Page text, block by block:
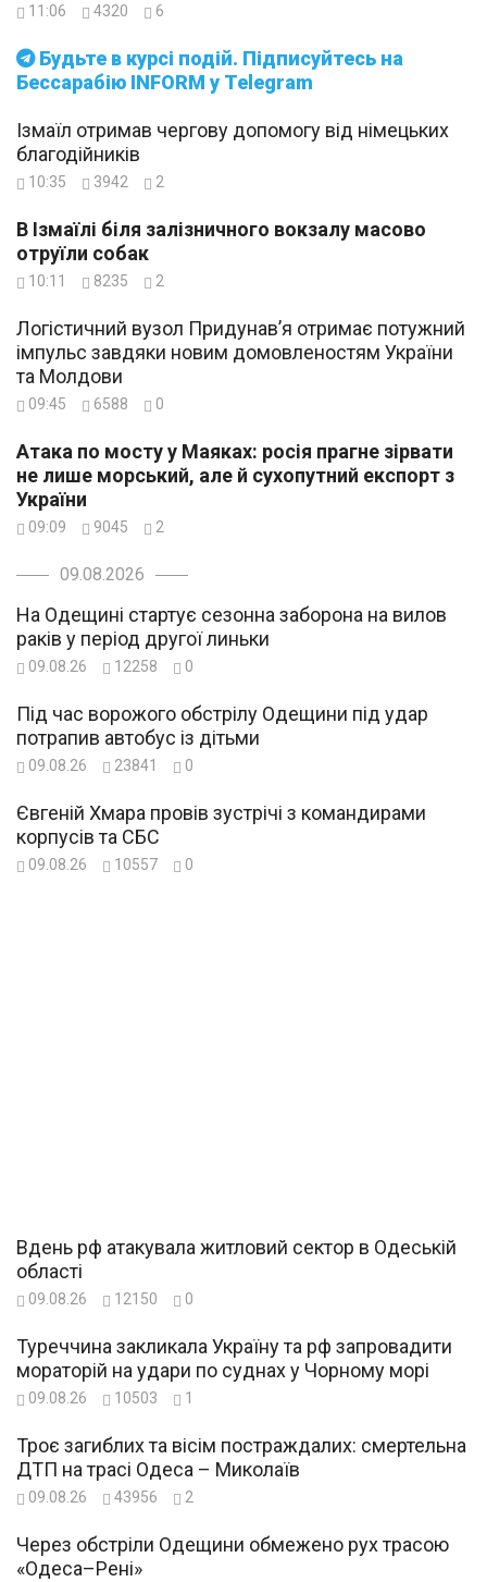
Будьте в курсі подій. Підписуйтесь на
Бессарабію INFORM у Telegram
11:06 4320 6
Ізмаїл отримав чергову допомогу від німецьких
благодійників
10:35 3942 2
В Ізмаїлі біля залізничного вокзалу масово
отруїли собак
10:11 8235 2
Логістичний вузол Придунав’я отримає потужний
імпульс завдяки новим домовленостям України
та Молдови
09:45 6588 0
Атака по мосту у Маяках: росія прагне зірвати
не лише морський, але й сухопутний експорт з
України
09:09 9045 2
09.08.2026
На Одещині стартує сезонна заборона на вилов
раків у період другої линьки
09.08.26 12258 0
Під час ворожого обстрілу Одещини під удар
потрапив автобус із дітьми
09.08.26 23841 0
Євгеній Хмара провів зустрічі з командирами
корпусів та СБС
09.08.26 10557 0
Вдень рф атакувала житловий сектор в Одеській
області
09.08.26 12150 0
Туреччина закликала Україну та рф запровадити
мораторій на удари по суднах у Чорному морі
09.08.26 10503 1
Троє загиблих та вісім постраждалих: смертельна
ДТП на трасі Одеса – Миколаїв
09.08.26 43956 2
Через обстріли Одещини обмежено рух трасою
«Одеса–Рені»